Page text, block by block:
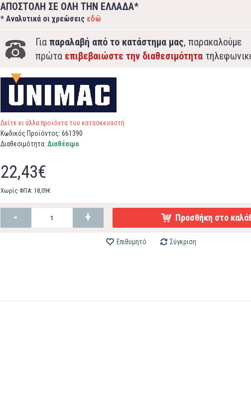
ΑΠΟΣΤΟΛΗ ΣΕ ΟΛΗ ΤΗΝ ΕΛΛΑΔΑ*
* Αναλυτικά οι χρεώσεις εδώ
Για παραλαβή από το κατάστημα μας, παρακαλούμε
πρώτα επιβεβαιώστε την διαθεσιμότητα
Δείτε κι άλλα προϊόντα του κατασκευαστή
Κωδικός Προϊόντος: 661390
Διαθεσιμότητα: Διαθέσιμο
22,43€
Χωρίς ΦΠΑ: 18,09€
- + Προσθήκη στο
Επιθυμητό Σύγκριση